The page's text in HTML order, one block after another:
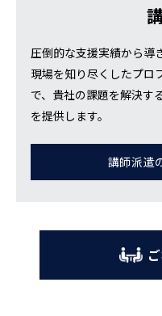
圧倒的な支援実績から導
現場を知り尽くしたプロ
で、貴社の課題を解決す
を提供します。
講師派遣